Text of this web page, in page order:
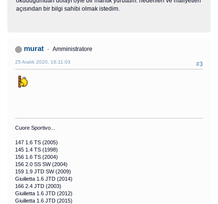
açısından bir bilgi sahibi olmak istedim.
murat Amministratore
#3
25 Aralık 2020, 16:11:03
Cuore Sportivo...
147 1.6 TS (2005)
145 1.4 TS (1998)
156 1.6 TS (2004)
156 2.0 SS SW (2004)
159 1.9 JTD SW (2009)
Giuilietta 1.6 JTD (2014)
166 2.4 JTD (2003)
Giuilietta 1.6 JTD (2012)
Giuilietta 1.6 JTD (2015)